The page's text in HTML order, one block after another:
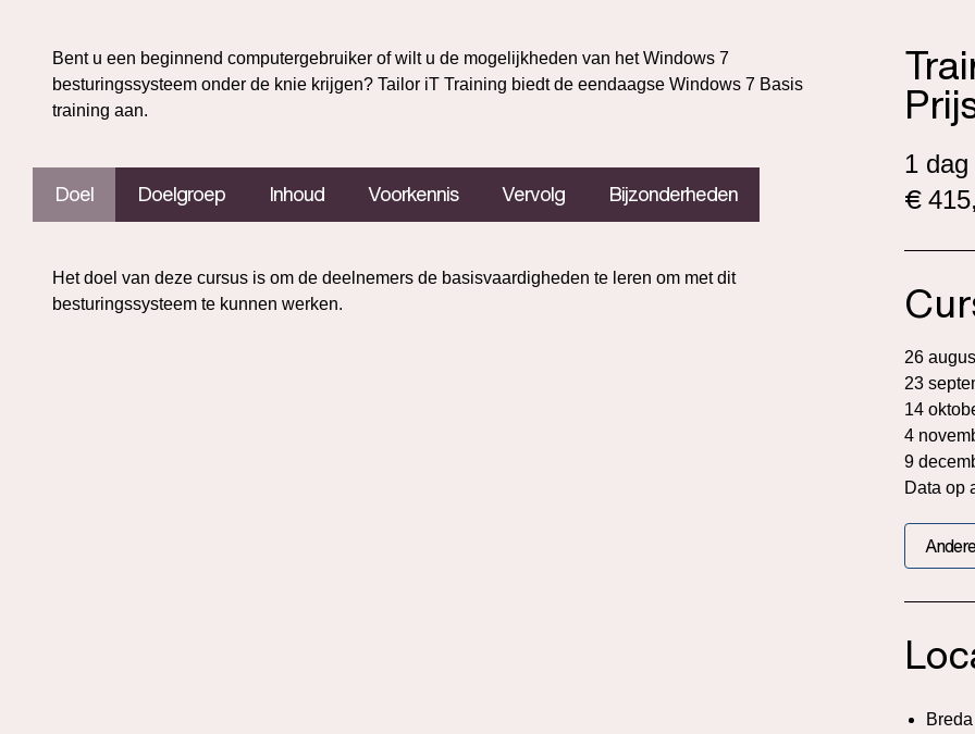
Bent u een beginnend computergebruiker of wilt u de mogelijkheden van het Windows 7
besturingssysteem onder de knie krijgen? Tailor iT Training biedt de eendaagse Windows 7 Basis
training aan.
Doel Doelgroep Inhoud Voorkennis Vervolg Bijzonderheden
Het doel van deze cursus is om de deelnemers de basisvaardigheden te leren om met dit
besturingssysteem te kunnen werken.
1 dag
€
26
23
14
4
9
Data op
Breda